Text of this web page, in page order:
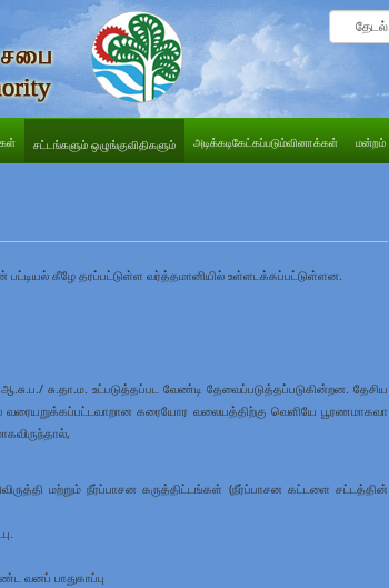
சட்டங்களும் ஒழுங்குவிதிகளும் அடிக்கடிகேட்கப்படும்வினாக்கள் மன்றம்
பட்டியல் கீழே தரப்பட்டுள்ள வர்த்தமானியில் உள்ளடக்கப்பட்டுள்ளன.
சு.தா.ம. உட்படுத்தப்பட வேண்டி தேவைப்படுத்தப்படுகின்றன. தேசிய
வரையறுக்கப்பட்டவாறான கரையோர வலையத்திற்கு வெளியே பூரணமாகவா
மற்றும் நீர்ப்பாசன கருத்திட்டங்கள் (நீர்ப்பாசன கட்டளை சட்டத்தின்
வனப் பாதுகாப்பு